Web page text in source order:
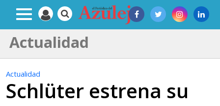
Actualidad
Actualidad
Schlüter estrena su